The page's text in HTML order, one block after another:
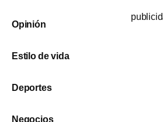
Opinión
Estilo de vida
Deportes
Negocios